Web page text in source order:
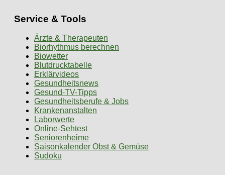
Service & Tools
Ärzte & Therapeuten
Biorhythmus berechnen
Biowetter
Blutdrucktabelle
Erklärvideos
Gesundheitsnews
Gesund-TV-Tipps
Gesundheitsberufe & Jobs
Krankenanstalten
Laborwerte
Online-Sehtest
Seniorenheime
Saisonkalender Obst & Gemüse
Sudoku